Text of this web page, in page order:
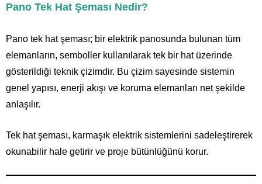
Pano Tek Hat Şeması Nedir?
Pano tek hat şeması; bir elektrik panosunda bulunan tüm
elemanların, semboller kullanılarak tek bir hat üzerinde
gösterildiği teknik çizimdir. Bu çizim sayesinde sistemin
genel yapısı, enerji akışı ve koruma elemanları net şekilde
anlaşılır.
Tek hat şeması, karmaşık elektrik sistemlerini sadeleştirerek
okunabilir hale getirir ve proje bütünlüğünü korur.